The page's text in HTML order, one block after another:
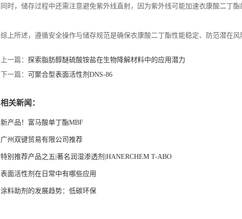
同时，储存过程中还需注意避免紫外线直射，因为紫外线可能加速衣康酸二丁酯
综上所述，遵循安全操作与储存规范是确保衣康酸二丁酯性能稳定、防范潜在风
上一篇： 探索脂肪醇醚硫酸铵盐在生物降解材料中的应用潜力
下一篇：
可聚合型表面活性剂DNS-86
相关新闻：
新产品！富马酸单丁酯MBF
广州双键贸易有限公司推荐
特别推荐产品之五|著名润湿渗透剂|HANERCHEM T-ABO
表面活性剂在日常中有哪些应用
涂料助剂的发展趋势：低碳环保